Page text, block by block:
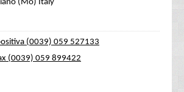
(Mo) Italy
(0039) 059 527133
(0039) 059 899422